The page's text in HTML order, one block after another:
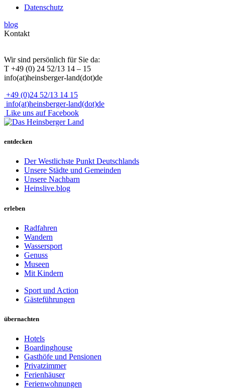
Datenschutz
blog
Kontakt
Wir sind persönlich für Sie da:
T +49 (0) 24 52/13 14 – 15
info(at)heinsberger-land(dot)de
+49 (0)24 52/13 14 15
info(at)heinsberger-land(dot)de
Like uns auf Facebook
entdecken
Der Westlichste Punkt Deutschlands
Unsere Städte und Gemeinden
Unsere Nachbarn
Heinslive.blog
erleben
Radfahren
Wandern
Wassersport
Genuss
Museen
Mit Kindern
Sport und Action
Gästeführungen
übernachten
Hotels
Boardinghouse
Gasthöfe und Pensionen
Privatzimmer
Ferienhäuser
Ferienwohnungen